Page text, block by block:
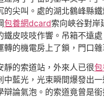
的尖叫。處的湖北鶴峰縣
包養網dcard索向峽谷對岸
皮吱吱作響。吊箱不遠處
轉的機電房上了鎖，門口雜
靜的索道站，外來人已很
中藍光，光束瞬間爆發出
辯論氣泡。的索道竟曾是